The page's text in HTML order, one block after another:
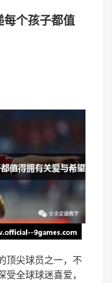
每个孩子都值
顶尖球员之一，不
全球球迷喜爱，